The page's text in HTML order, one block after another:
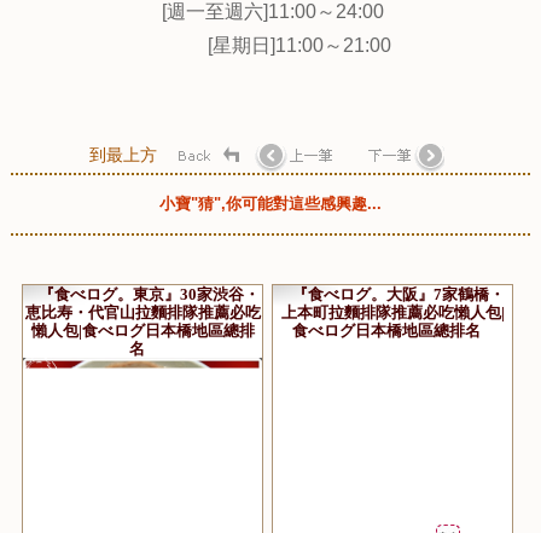
[週一至週六]11:00～24:00
[星期日]11:00～21:00
到最上方
小寶"猜",你可能對這些感興趣...
『食べログ。東京』30家渋谷・
恵比寿・代官山拉麵排隊推薦必吃
懶人包|食べログ日本橋地區總排
名
『食べログ。大阪』7家鶴橋・
上本町拉麵排隊推薦必吃懶人包|
食べログ日本橋地區總排名